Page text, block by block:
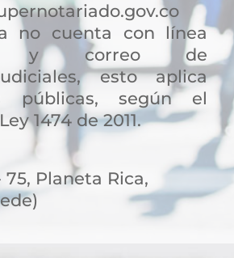
no cuenta con línea
y correo de
esto aplica
públicas, según el
1474 de 2011.
75, Planeta Rica,